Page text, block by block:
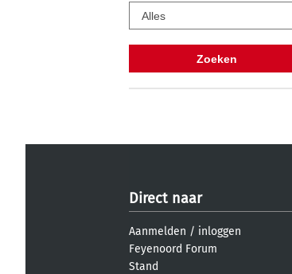
Direct naar
Aanmelden / inloggen
Feyenoord Forum
Stand